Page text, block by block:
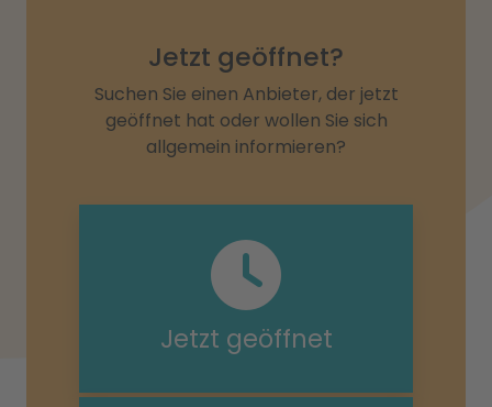
Jetzt geöffnet?
Suchen Sie einen Anbieter, der jetzt
geöffnet hat oder wollen Sie sich
allgemein informieren?
Jetzt geöffnet